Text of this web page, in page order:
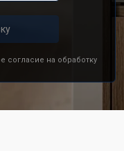
согласие на обработку